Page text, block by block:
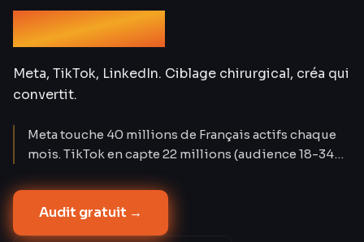
Social Ads
Meta, TikTok, LinkedIn. Ciblage chirurgical, créa qui
convertit.
Meta touche 40 millions de Français actifs chaque
mois. TikTok en capte 22 millions (audience 18-34
Social Ads créent la demande là où Google Ads la
capture. Nos campagnes atteignent un CPA réduit
de 42 % après 60 jours d'optimisation.
Audit gratuit →